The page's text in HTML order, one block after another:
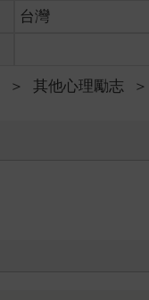
台灣
＞ 其他心理勵志 ＞